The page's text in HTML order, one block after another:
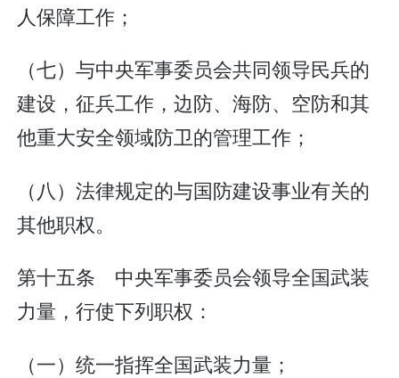
人保障工作；
（七）与中央军事委员会共同领导民兵的
建设，征兵工作，边防、海防、空防和其
他重大安全领域防卫的管理工作；
（八）法律规定的与国防建设事业有关的
其他职权。
第十五条 中央军事委员会领导全国武装
力量，行使下列职权：
（一）统一指挥全国武装力量；